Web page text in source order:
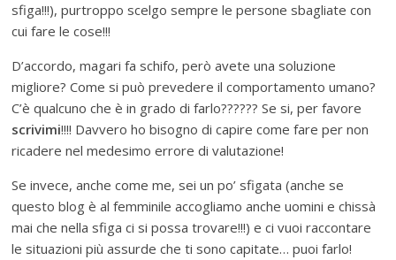
sfiga!!!), purtroppo scelgo sempre le persone sbagliate con
cui fare le cose!!!
D’accordo, magari fa schifo, però avete una soluzione
migliore? Come si può prevedere il comportamento umano?
C’è qualcuno che è in grado di farlo?????? Se si, per favore
scrivimi!!!! Davvero ho bisogno di capire come fare per non
ricadere nel medesimo errore di valutazione!
Se invece, anche come me, sei un po’ sfigata (anche se
questo blog è al femminile accogliamo anche uomini e chissà
mai che nella sfiga ci si possa trovare!!!) e ci vuoi raccontare
le situazioni più assurde che ti sono capitate… puoi farlo!